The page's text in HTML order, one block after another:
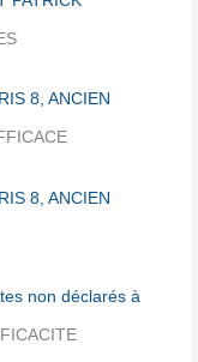
8, ANCIEN
8, ANCIEN
non déclarés à